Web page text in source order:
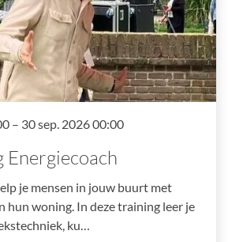
– 30 sep. 2026 00:00
Energiecoach
je mensen in jouw buurt met
hun woning. In deze training leer je
ku…